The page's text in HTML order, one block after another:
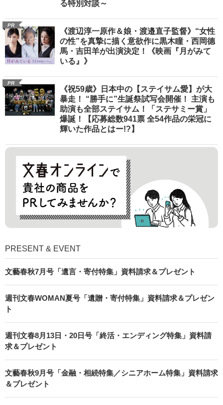
る特別対談～
PR
《渡辺淳一原作＆娘・渡邉直子監督》“女性
の性”を真摯に描く意欲作に黒木瞳・西岡德
馬・吉田羊が出演決定！《映画『月がみて
いる』》
PR
《祝59歳》日本中の【ステイサム愛】が大
暴走！ “勝手に”生誕祭試写会開催！ 主演も
助演も全部ステイサム！「ステサミー賞」
爆誕！【応募総数941票 全54作品の栄冠に
輝いた作品とはー!?】
PRESENT & EVENT
文藝春秋7月号「遺言・寄付特集」資料請求＆プレゼント
週刊文春WOMAN夏号「遺贈・寄付特集」資料請求＆プレゼン
ト
週刊文春8月13日・20日号「終活・エンディング特集」資料請
求＆プレゼント
文藝春秋9月号「金融・相続特集／シニアホーム特集」資料請求
＆プレゼント